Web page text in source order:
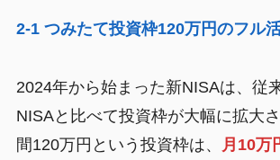
2-1 つみたて投資枠120万円のフル
2024年から始まった新NISAは、従
NISAと比べて投資枠が大幅に拡大
間120万円という投資枠は、
月10万